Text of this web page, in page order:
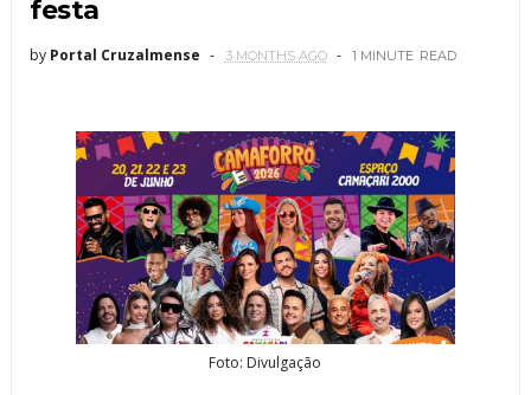
festa
by Portal Cruzalmense 3 MONTHS AGO 1 MINUTE READ
Foto: Divulgação